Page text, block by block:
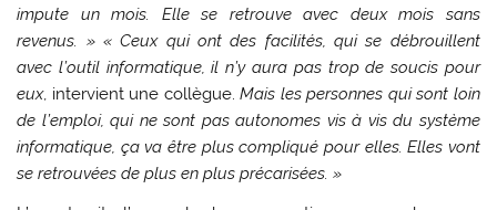
impute un mois. Elle se retrouve avec deux mois sans
revenus. » « Ceux qui ont des facilités, qui se débrouillent
avec l’outil informatique, il n’y aura pas trop de soucis pour
eux, intervient une collègue.Mais les personnes qui sont loin
de l’emploi, qui ne sont pas autonomes vis à vis du système
informatique, ça va être plus compliqué pour elles. Elles vont
se retrouvées de plus en plus précarisées. »